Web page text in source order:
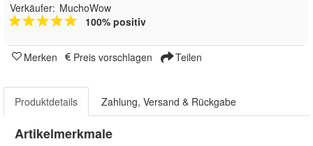
Verkäufer: MuchoWow
100% positiv
Merken Preis vorschlagen Teilen
Produktdetails Zahlung, Versand & Rückgabe
Artikelmerkmale